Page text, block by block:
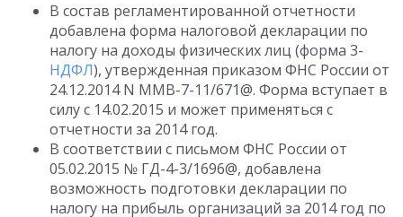
В состав регламентированной отчетности
добавлена форма налоговой декларации по
налогу на доходы физических лиц (форма 3-
НДФЛ), утвержденная приказом ФНС России от
24.12.2014 N ММВ-7-11/671@. Форма вступает в
силу с 14.02.2015 и может применяться с
отчетности за 2014 год.
В соответствии с письмом ФНС России от
05.02.2015 № ГД-4-3/1696@, добавлена
возможность подготовки декларации по
налогу на прибыль организаций за 2014 год по